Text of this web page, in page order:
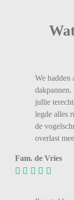
We hadden
dakpannen.
jullie
legde alles
de
overlast
Fam. de Vries